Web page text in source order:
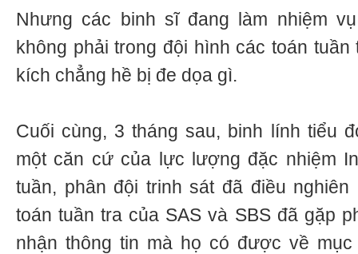
Nhưng các binh sĩ đang làm nhiệm
không phải trong đội hình các toán
kích chẳng hề bị đe dọa gì.
Cuối cùng, 3 tháng sau, binh lính tiểu
một căn cứ của lực lượng đặc nhiệm
tuần, phân đội trinh sát đã điều
toán tuần tra của SAS và SBS đã gặp
nhận thông tin mà họ có được về